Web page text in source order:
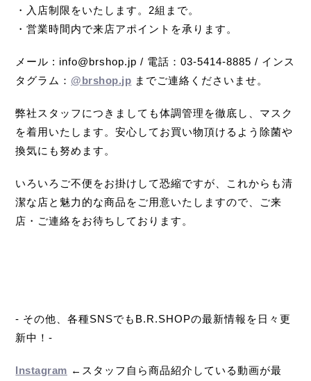
・入店制限をいたします。2組まで。
・営業時間内で来店アポイントを承ります。
メール : info@brshop.jp / 電話：03-5414-8885 / インス
タグラム： @brshop.jp までご連絡くださいませ。
弊社スタッフにつきましても体調管理を徹底し、マスク
を着用いたします。安心してお買い物頂けるよう除菌や
換気にも努めます。
いろいろご不便をお掛けして恐縮ですが、これからも清
潔な店と魅力的な商品をご用意いたしますので、ご来
店・ご連絡をお待ちしております。
- その他、各種SNSでもB.R.SHOPの最新情報を日々更
新中！-
Instagram ←スタッフ自ら商品紹介している動画が最